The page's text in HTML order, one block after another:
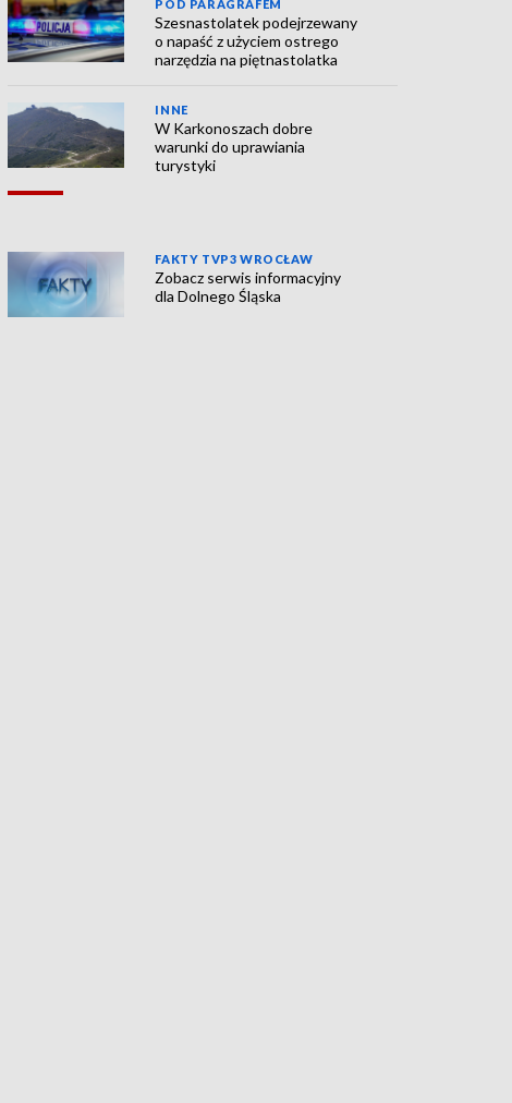
POD PARAGRAFEM
Szesnastolatek podejrzewany
o napaść z użyciem ostrego
narzędzia na piętnastolatka
INNE
W Karkonoszach dobre
warunki do uprawiania
turystyki
FAKTY TVP3 WROCŁAW
Zobacz serwis informacyjny
dla Dolnego Śląska